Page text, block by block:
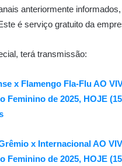
anteriormente
é serviço gratuito da
terá transmissão:
x Flamengo Fla-Flu AO
Feminino de 2025, HOJE
x Internacional AO
Feminino de 2025, HOJE